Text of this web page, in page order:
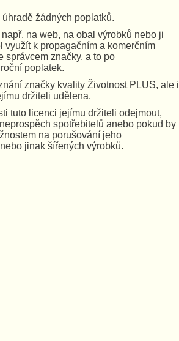
žádných poplatků.
na web, na obal výrobků nebo ji
využít k propagačním a komerčním
správcem značky, a to po
poplatek.
značky kvality Životnost PLUS, ale i
držiteli udělena.
tuto licenci jejímu držiteli odejmout,
spotřebitelů anebo pokud by
na porušování jeho
jinak šířených výrobků.